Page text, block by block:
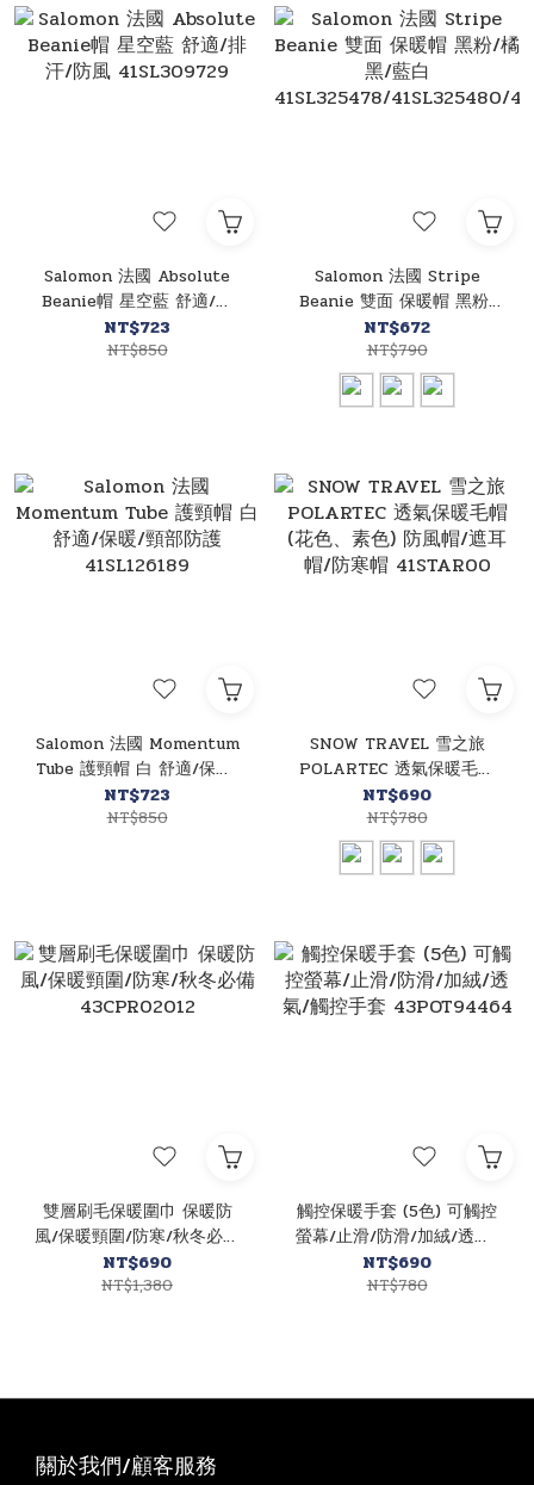
Salomon 法國 Absolute
Beanie帽 星空藍 舒適/排
汗/防風 41SL309729
NT$723
NT$850
Salomon 法國 Stripe
Beanie 雙面 保暖帽 黑粉/
橘黑/藍白
41SL325478/41SL325480/
NT$672
NT$790
Salomon 法國 Momentum
Tube 護頸帽 白 舒適/保暖/
頸部防護 41SL126189
NT$723
NT$850
SNOW TRAVEL 雪之旅
POLARTEC 透氣保暖毛帽
(花色、素色) 防風帽/遮耳
帽/防寒帽 41STAR00
NT$690
NT$780
雙層刷毛保暖圍巾 保暖防
風/保暖頸圍/防寒/秋冬必備
43CPR02012
NT$690
NT$1,380
觸控保暖手套 (5色) 可觸控
螢幕/止滑/防滑/加絨/透氣/
觸控手套 43POT94464
NT$690
NT$780
關於我們/顧客服務